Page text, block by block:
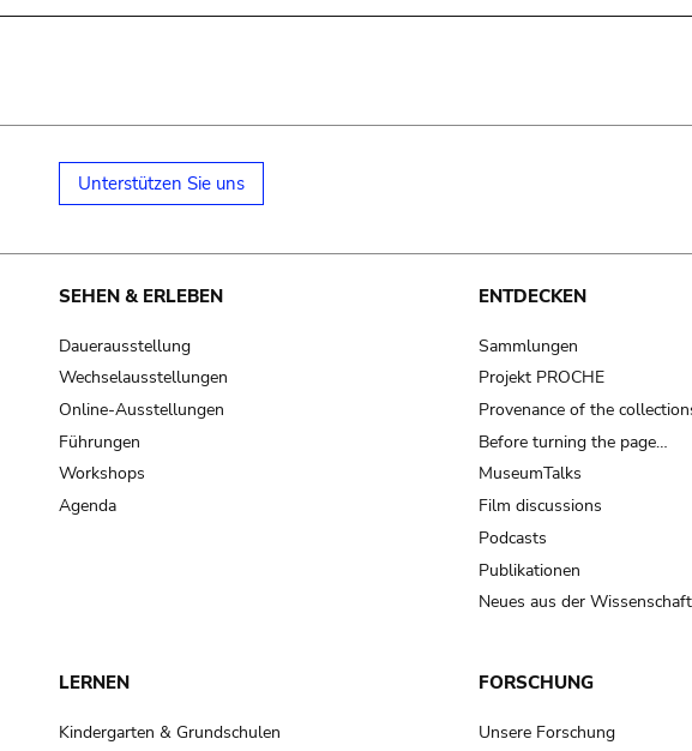
Unterstützen Sie uns
SEHEN & ERLEBEN
Dauerausstellung
Wechselausstellungen
Online-Ausstellungen
Führungen
Workshops
Agenda
ENTDECKEN
Sammlungen
Projekt PROCHE
Provenance of the
Before turning the page…
MuseumTalks
Film discussions
Podcasts
Publikationen
Neues aus der Wissenschaft
LERNEN
Kindergarten & Grundschulen
FORSCHUNG
Unsere Forschung